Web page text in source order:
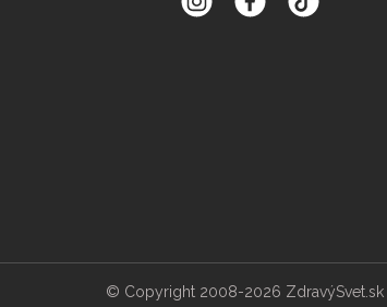
© Copyright 2008-2026 ZdravýSvet.sk